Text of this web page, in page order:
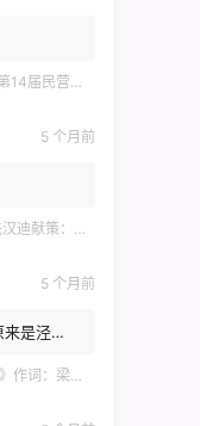
共探“新机遇·新财富·新传承”
5 个月前
就高质量发展新图景
5 个月前
来是泾
红俊 梁敬岩 演唱：郝立勇